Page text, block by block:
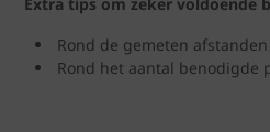
Rond de gemeten
Rond het aantal benodigde